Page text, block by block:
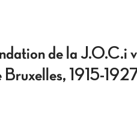
de la J.O.C.i
Bruxelles, 1915-